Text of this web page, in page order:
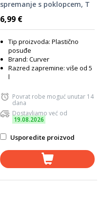
spremanje s poklopcem, T
Transparent boja
6,99 €
Tip proizvoda: Plastično
posuđe
Brand: Curver
Razred zapremine: više od 5
l
Povrat robe moguć unutar 14
dana
Dostavljamo već od
19.08.2026
Usporedite proizvod